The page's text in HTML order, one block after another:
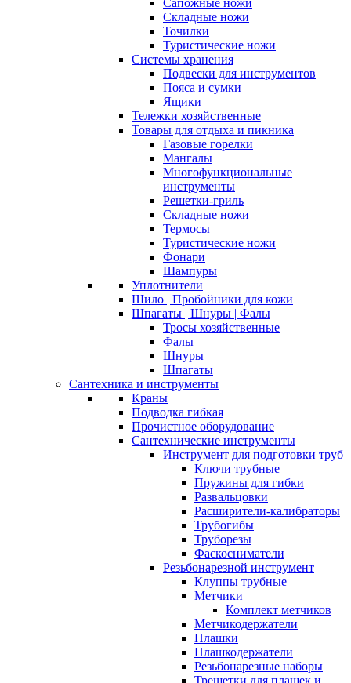
Сапожные ножи
Складные ножи
Точилки
Туристические ножи
Системы хранения
Подвески для инструментов
Пояса и сумки
Ящики
Тележки хозяйственные
Товары для отдыха и пикника
Газовые горелки
Мангалы
Многофункциональные
инструменты
Решетки-гриль
Складные ножи
Термосы
Туристические ножи
Фонари
Шампуры
Уплотнители
Шило | Пробойники для кожи
Шпагаты | Шнуры | Фалы
Тросы хозяйственные
Фалы
Шнуры
Шпагаты
Сантехника и инструменты
Краны
Подводка гибкая
Прочистное оборудование
Сантехнические инструменты
Инструмент для подготовки труб
Ключи трубные
Пружины для гибки
Развальцовки
Расширители-калибраторы
Трубогибы
Труборезы
Фаскосниматели
Резьбонарезной инструмент
Клуппы трубные
Метчики
Комплект метчиков
Метчикодержатели
Плашки
Плашкодержатели
Резьбонарезные наборы
Трещетки для плашек и